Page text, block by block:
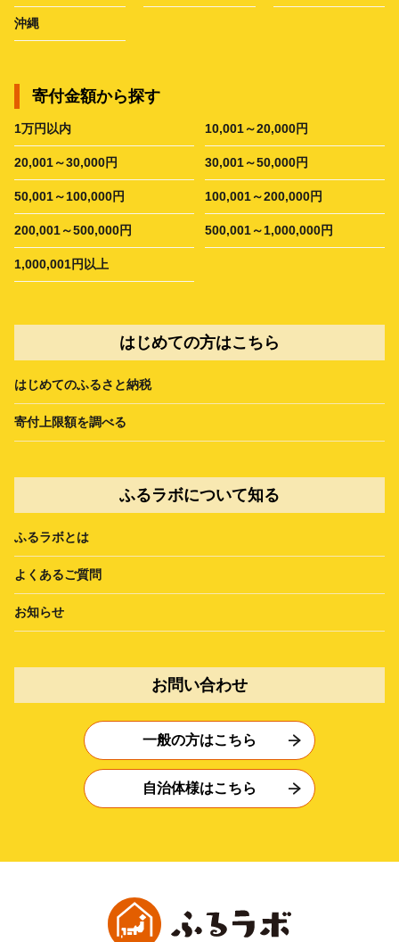
沖縄
寄付金額から探す
1万円以内 10,001～20,000円
20,001～30,000円 30,001～50,000円
50,001～100,000円 100,001～200,000円
200,001～500,000円 500,001～1,000,000円
1,000,001円以上
はじめての方はこちら
はじめてのふるさと納税
寄付上限額を調べる
ふるラボについて知る
ふるラボとは
よくあるご質問
お知らせ
お問い合わせ
一般の方はこちら
自治体様はこちら